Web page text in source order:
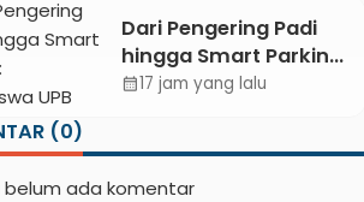
Dari Pengering Padi
hingga Smart Parking:
Mahasiswa UPB Unjuk
calendar_month17 jam yang lalu
(0)
belum ada komentar